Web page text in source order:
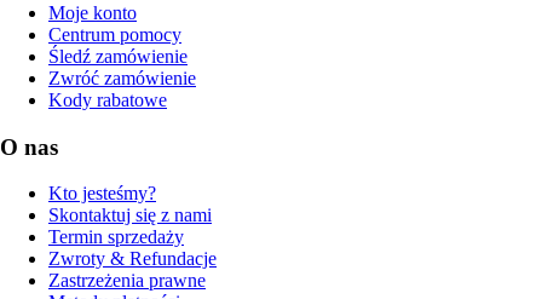
Moje konto
Centrum pomocy
Śledź zamówienie
Zwróć zamówienie
Kody rabatowe
O nas
Kto jesteśmy?
Skontaktuj się z nami
Termin sprzedaży
Zwroty & Refundacje
Zastrzeżenia prawne